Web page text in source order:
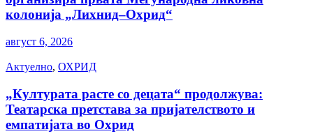
колонија „Лихнид–Охрид“
август 6, 2026
Актуелно, ОХРИД
„Културата расте со децата“ продолжува:
Театарска претстава за пријателството и
емпатијата во Охрид